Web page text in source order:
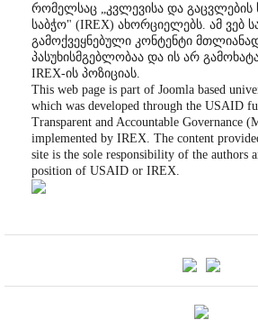
რომელსაც „კვლევისა და
საბჭო" (IREX) ახორციელებს. ამ ვებ
გამოქვეყნებული კონტენტი
პასუხისმგებლობაა და ის არ
IREX-ის პოზიციას.
This web page is part of Joomla based
which was developed through the USAID
Transparent and Accountable Governance
implemented by IREX. The content
site is the sole responsibility of the authors
position of USAID or IREX.